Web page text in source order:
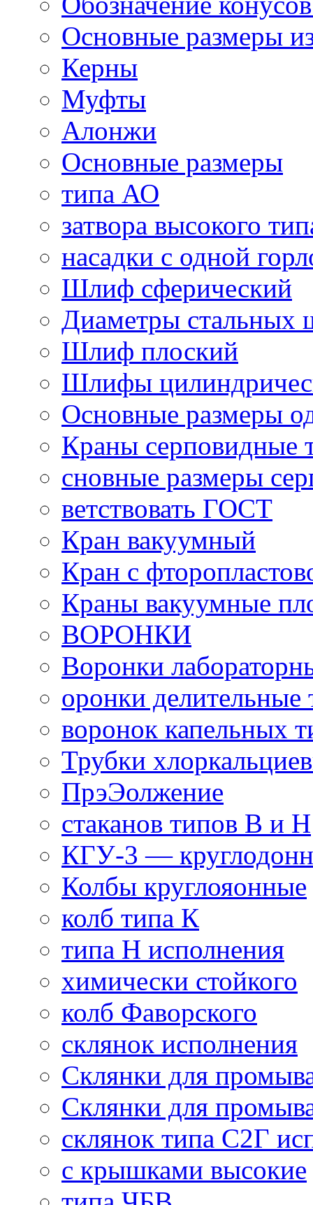
Основные размеры
Керны
Муфты
Алонжи
Основные размеры
типа АО
затвора высокого
насадки с одной
Шлиф сферический
Диаметры стальных
Шлиф плоский
Шлифы
Основные размеры
Краны серповидные
сновные размеры
ветствовать ГОСТ
Кран вакуумный
Кран с
Краны вакуумные
ВОРОНКИ
Воронки
оронки
воронок капельных
Трубки
ПрэЭолжение
стаканов типов В и Н
КГУ-3 —
Колбы круглояонные
колб типа К
типа Н исполнения
химически стойкого
колб Фаворского
склянок исполнения
Склянки для
Склянки для
склянок типа С2Г
с крышками высокие